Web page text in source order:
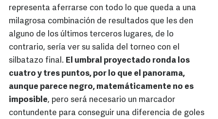
representa aferrarse con todo lo que queda a una
milagrosa combinación de resultados que les den
alguno de los últimos terceros lugares, de lo
contrario, sería ver su salida del torneo con el
silbatazo final. El umbral proyectado ronda los
cuatro y tres puntos, por lo que el panorama,
aunque parece negro, matemáticamente no es
imposible, pero será necesario un marcador
contundente para conseguir una diferencia de goles